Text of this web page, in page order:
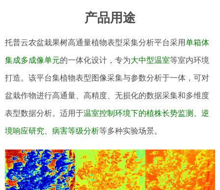
产品用途
托普云农盆栽果树高通量植物表型采集分析平台采用单箱体
集成多成像单元的一体化设计，专为大中型温室等室内环境
打造。该平台集植物表型图像采集与参数分析于一体，可对
盆栽作物进行高通量、高精度、无损化的数据采集和多维度
表型数据分析。适用于温室控制环境下的植株长势监测、逆
境响应研究、病害等级分析等多种实验场景。